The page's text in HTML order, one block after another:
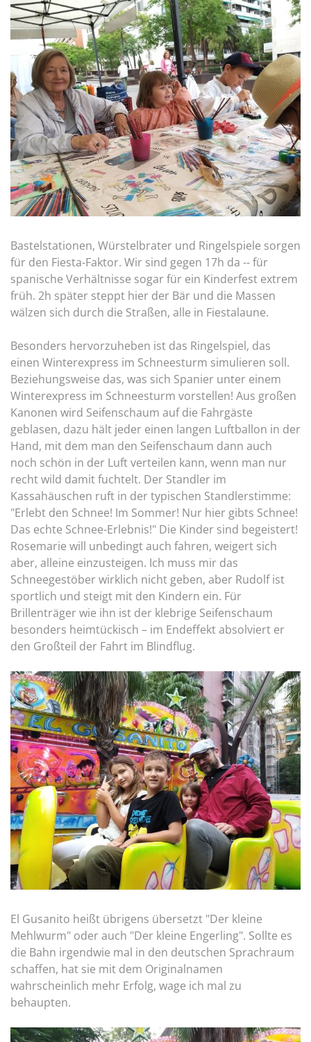
Bastelstationen, Würstelbrater und Ringelspiele sorgen
für den Fiesta-Faktor. Wir sind gegen 17h da -- für
spanische Verhältnisse sogar für ein Kinderfest extrem
früh. 2h später steppt hier der Bär und die Massen
wälzen sich durch die Straßen, alle in Fiestalaune.
Besonders hervorzuheben ist das Ringelspiel, das
einen Winterexpress im Schneesturm simulieren soll.
Beziehungsweise das, was sich Spanier unter einem
Winterexpress im Schneesturm vorstellen! Aus großen
Kanonen wird Seifenschaum auf die Fahrgäste
geblasen, dazu hält jeder einen langen Luftballon in der
Hand, mit dem man den Seifenschaum dann auch
noch schön in der Luft verteilen kann, wenn man nur
recht wild damit fuchtelt. Der Standler im
Kassahäuschen ruft in der typischen Standlerstimme:
"Erlebt den Schnee! Im Sommer! Nur hier gibts Schnee!
Das echte Schnee-Erlebnis!" Die Kinder sind begeistert!
Rosemarie will unbedingt auch fahren, weigert sich
aber, alleine einzusteigen. Ich muss mir das
Schneegestöber wirklich nicht geben, aber Rudolf ist
sportlich und steigt mit den Kindern ein. Für
Brillenträger wie ihn ist der klebrige Seifenschaum
besonders heimtückisch – im Endeffekt absolviert er
den Großteil der Fahrt im Blindflug.
El Gusanito heißt übrigens übersetzt "Der kleine
Mehlwurm" oder auch "Der kleine Engerling". Sollte es
die Bahn irgendwie mal in den deutschen Sprachraum
schaffen, hat sie mit dem Originalnamen
wahrscheinlich mehr Erfolg, wage ich mal zu
behaupten.